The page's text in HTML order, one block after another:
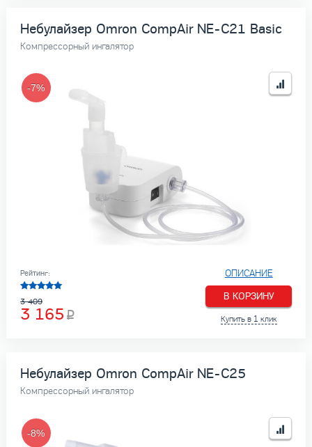
Небулайзер Omron CompAir NE-C21 Basic
Компрессорный ингалятор
-7%
ОПИСАНИЕ
В КОРЗИНУ
Купить в 1 клик
Рейтинг:
3 409
3 165
Небулайзер Omron CompAir NE-C25
Компрессорный ингалятор
-8%